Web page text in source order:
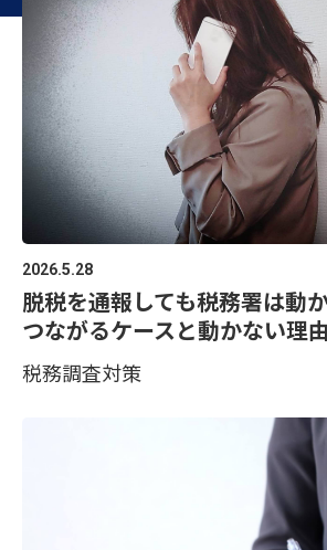
2026.5.28
脱税を通報しても税務署は動
つながるケースと動かない理
税務調査対策